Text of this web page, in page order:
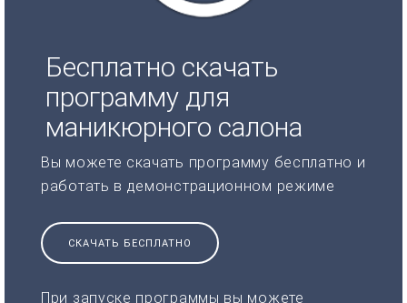
Бесплатно скачать
программу для
маникюрного салона
Вы можете скачать программу бесплатно и
работать в демонстрационном режиме
СКАЧАТЬ БЕСПЛАТНО
При запуске программы вы можете